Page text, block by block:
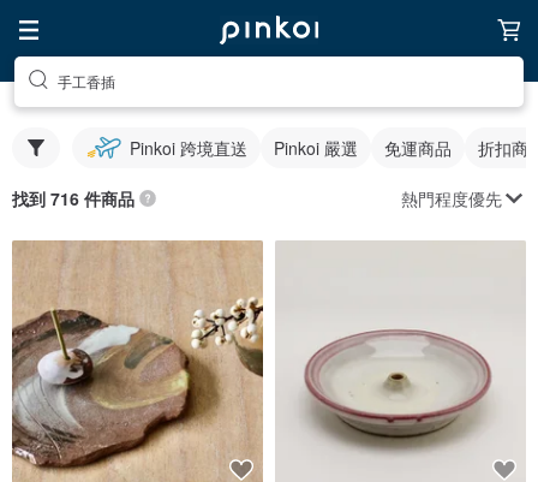
手工香插
Pinkoi 跨境直送 Pinkoi 嚴選 免運商品 折扣商
找到 716 件商品 熱門程度優先